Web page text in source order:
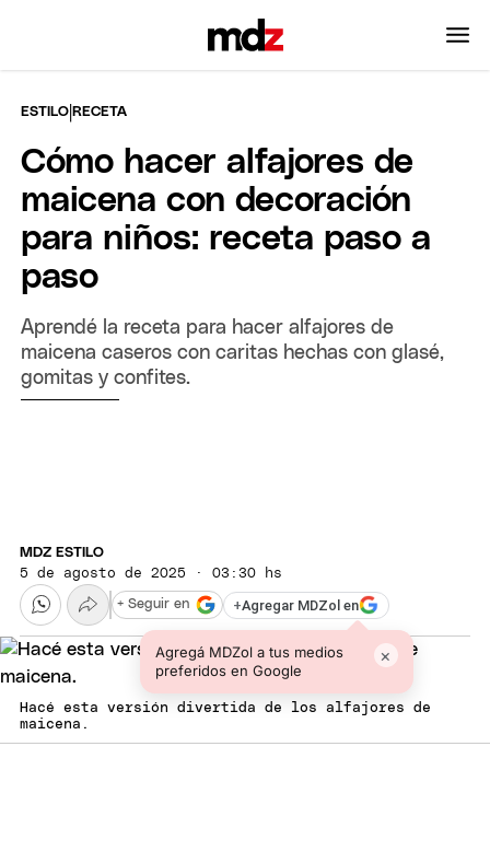
ESTILO |RECETA
Cómo hacer alfajores de
maicena con decoración
para niños: receta paso a
paso
Aprendé la receta para hacer alfajores de
maicena caseros con caritas hechas con glasé,
gomitas y confites.
MDZ ESTILO
5 de agosto de 2025 · 03:30 hs
+Agregar MDZol en
Agregá MDZol a tus medios
preferidos en Google
×
+ Seguir en
Hacé esta versión divertida de los alfajores de
maicena.